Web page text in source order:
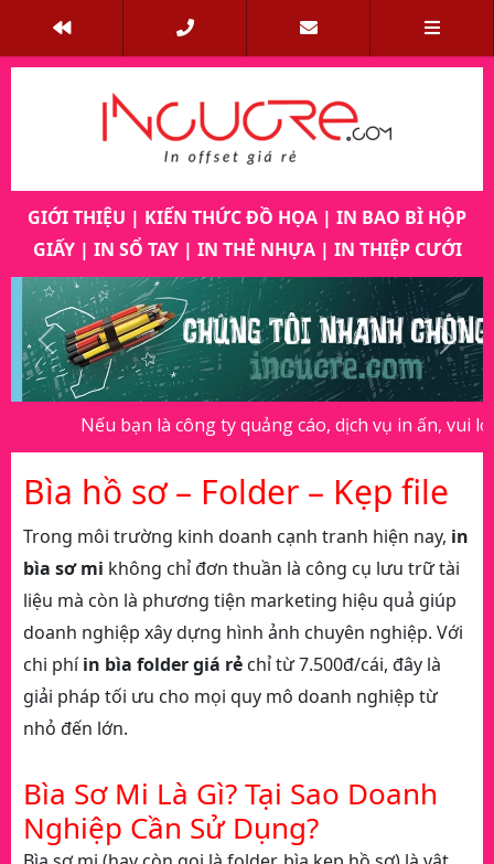
GIỚI THIỆU | KIẾN THỨC ĐỒ HỌA | IN BAO BÌ HỘP
GIẤY| IN SỔ TAY| IN THẺ NHỰA| IN THIỆP CƯỚI
Previous Next
bạn là công ty quảng cáo, dịch vụ in ấn, vui lòng
Bìa hồ sơ – Folder – Kẹp file
Trong môi trường kinh doanh cạnh tranh hiện nay, in
bìa sơ mi không chỉ đơn thuần là công cụ lưu trữ tài
liệu mà còn là phương tiện marketing hiệu quả giúp
doanh nghiệp xây dựng hình ảnh chuyên nghiệp. Với
chi phíin bìa folder giá rẻ chỉ từ 7.500đ/cái, đây là
giải pháp tối ưu cho mọi quy mô doanh nghiệp từ
nhỏ đến lớn.
Bìa Sơ Mi Là Gì? Tại Sao Doanh
Nghiệp Cần Sử Dụng?